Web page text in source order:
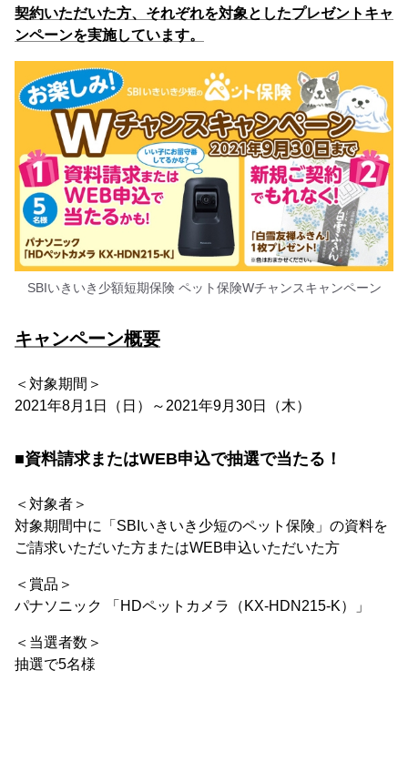
契約いただいた方、それぞれを対象としたプレゼントキャ
ンペーンを実施しています。
SBIいきいき少額短期保険 ペット保険Wチャンスキャンペーン
キャンペーン概要
＜対象期間＞
2021年8月1日（日）～2021年9月30日（木）
■資料請求またはWEB申込で抽選で当たる！
＜対象者＞
対象期間中に「SBIいきいき少短のペット保険」の資料を
ご請求いただいた方またはWEB申込いただいた方
＜賞品＞
パナソニック 「HDペットカメラ（KX-HDN215-K）」
＜当選者数＞
抽選で5名様